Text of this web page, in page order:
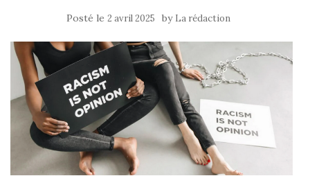
Posté le 2 avril 2025 by La rédaction